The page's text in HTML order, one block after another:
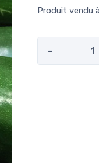
Produit vendu
-